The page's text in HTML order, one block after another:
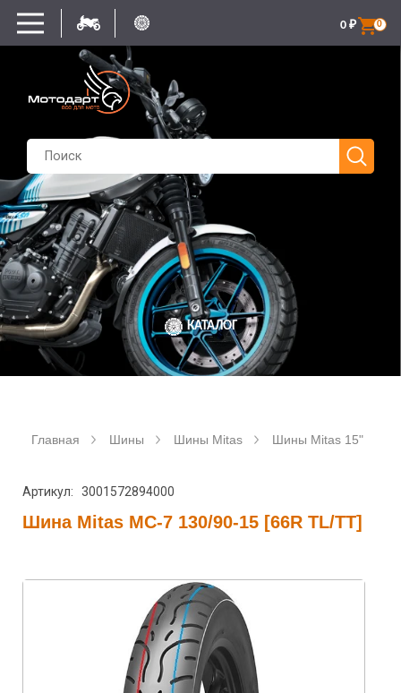
0
0 ₽
КАТАЛОГ
Главная Шины Шины Mitas Шины Mitas 15"
Артикул: 3001572894000
Шина Mitas MC-7 130/90-15 [66R TL/TT]